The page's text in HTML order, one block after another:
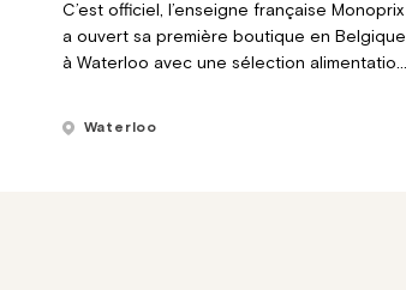
C’est officiel, l’enseigne française Monoprix
a ouvert sa première boutique en Belgique,
à Waterloo avec une sélection alimentation,
Waterloo